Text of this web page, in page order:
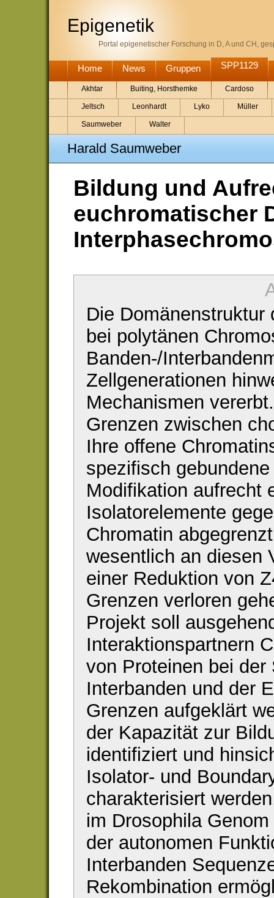
Epigenetik
Portal epigenetischer Forschung in D, A und CH,
Home News Gruppen SPP1129
Akhtar Buiting, Horsthemke Cardoso
Jeltsch Leonhardt Lyko Müller
Saumweber Walter
Harald Saumweber
Bildung und
euchromatischer
Die
bei polytänen
Banden-/
Zellgenerationen
Mechanismen
Grenzen zwischen
Ihre offene
spezifisch
Modifikation aufrecht
Isolatorelemente
Chromatin
wesentlich an diesen
einer Reduktion von
Grenzen verloren
Projekt soll
Interaktionspartnern
von Proteinen bei
Interbanden und der
Grenzen aufgeklärt
der Kapazität zur
identifiziert und
Isolator- und
charakterisiert
im Drosophila
der autonomen
Interbanden
Rekombination